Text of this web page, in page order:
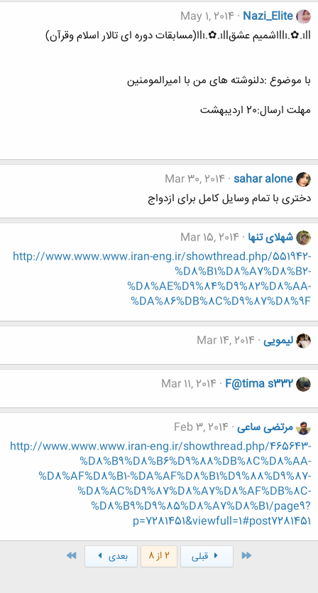
Nazi_Elite
May 1, 2014
llı.✿.ıllاشمیم عشقlı.✿.ıllا(مسابقات دوره ای تالار اسلام وقرآن)
با موضوع :دلنوشته های من با امیرالمومنین
مهلت ارسال:20 اردیبهشت
sahar alone
Mar 30, 2014
دختری با تمام وسایل کامل برای ازدواج
شهلای تنها Mar 15, 2014
http://www.www.www.iran-eng.ir/showthread.php/551942-
%D8%B1%D8%A7%D8%B2-
%D8%AE%D9%84%D9%82%D8%AA-
%DA%86%DB%8C%D9%87%D8%9F
لیمویی Mar 14, 2014
F@tima s332
Mar 11, 2014
مرتضی ساعی Feb 3, 2014
http://www.www.www.iran-eng.ir/showthread.php/465643-
%D8%B9%D8%B6%D9%88%DB%8C%D8%AA-
%D8%AF%D8%B1-%DA%AF%D8%B1%D9%88%D9%87-
%D8%AC%D9%87%D8%A7%D8%AF%DB%8C-
%D8%B9%D9%85%D8%A7%D8%B1/page9?
p=7281451&viewfull=1#post7281451
قبلی 2 از 8 بعدی